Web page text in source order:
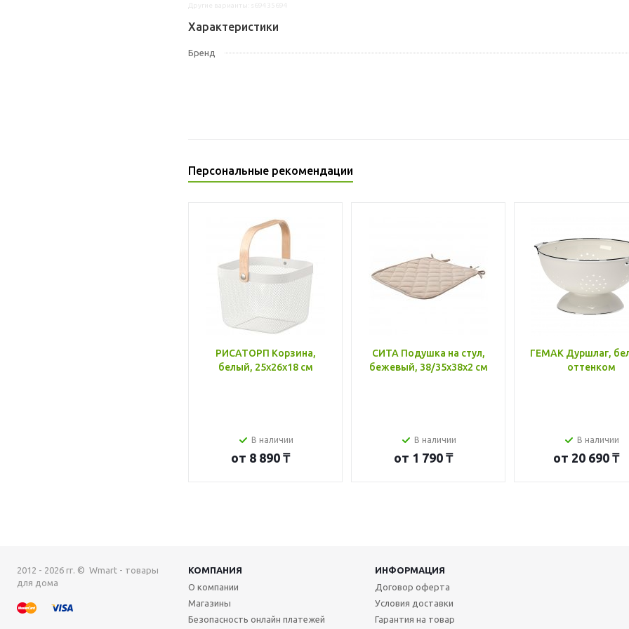
Характеристики
Бренд
Персональные рекомендации
РИСАТОРП Корзина,
белый, 25x26x18 см
В наличии
от 8 890 ₸
СИТА Подушка на стул,
бежевый, 38/35x38x2 см
В наличии
от 1 790 ₸
ГЕМАК Дуршлаг,
оттенком
В наличии
от 20 690 ₸
2012 - 2026 гг. © Wmart - товары
для дома
КОМПАНИЯ
ИНФОРМАЦИЯ
О компании
Магазины
Безопасность онлайн платежей
Договор оферта
Условия доставки
Гарантия на товар